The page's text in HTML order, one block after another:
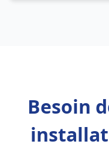
Besoin